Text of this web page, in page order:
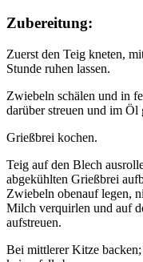
Zubereitung:
Zuerst den Teig kneten,
Stunde ruhen lassen.
Zwiebeln schälen und in
darüber streuen und im Öl
Grießbrei kochen.
Teig auf den Blech
abgekühlten Grießbrei
Zwiebeln obenauf legen,
Milch verquirlen und auf
aufstreuen.
Bei mittlerer Kitze